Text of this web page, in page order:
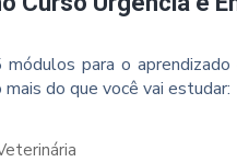
para o
mais do que você vai estudar: